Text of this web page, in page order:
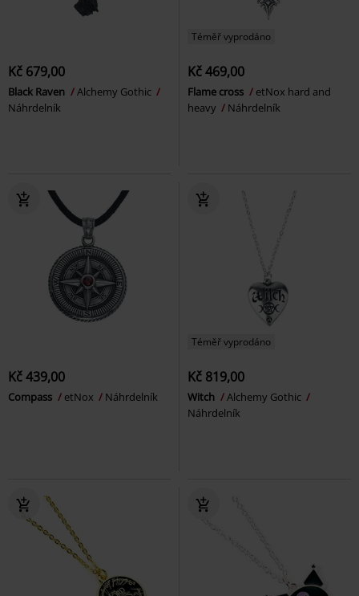
Kč 679,00
Black Raven
Alchemy Gothic
Náhrdelník
Téměř vyprodáno
Kč 469,00
Flame cross
etNox hard and
heavy
Náhrdelník
Kč 439,00
Compass etNox Náhrdelník
Téměř vyprodáno
Kč 819,00
Witch
Alchemy Gothic
Náhrdelník